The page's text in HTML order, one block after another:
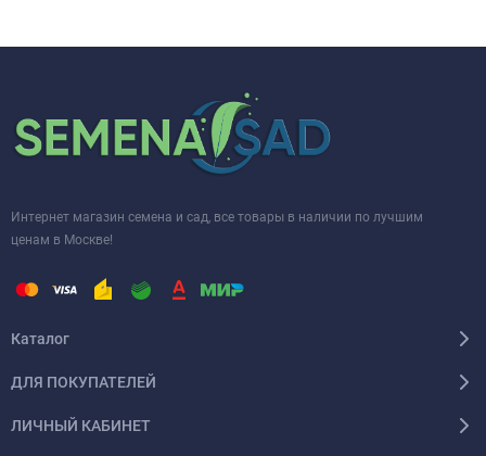
Интернет магазин семена и сад, все товары в наличии по лучшим
ценам в Москве!
Каталог
ДЛЯ ПОКУПАТЕЛЕЙ
ЛИЧНЫЙ КАБИНЕТ